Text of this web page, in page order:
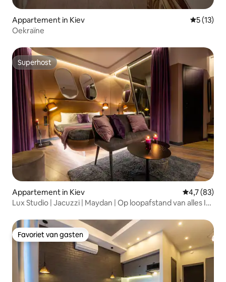
Appartement in Kiev
5 (13)
Oekraïne
Superhost
Superhost
Appartement in Kiev
4,7 (83)
Lux Studio | Jacuzzi | Maydan | Op loopafstand van alles ID
Favoriet van gasten
Favoriet van gasten